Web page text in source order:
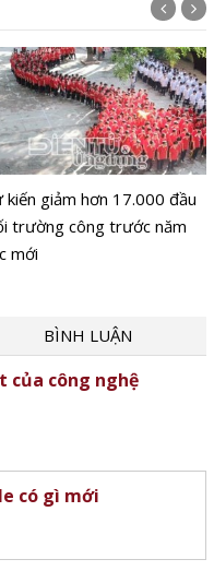
kiến giảm hơn 17.000 đầu
trường công trước năm
mới
BÌNH LUẬN
của công nghệ
có gì mới